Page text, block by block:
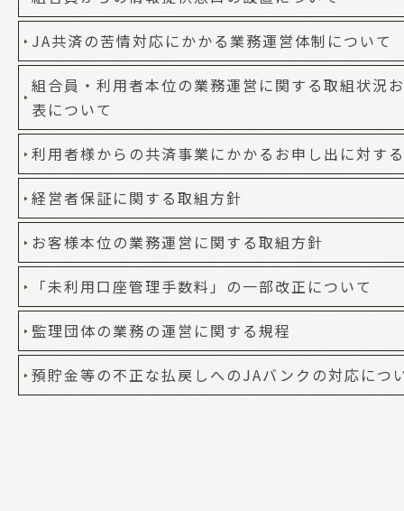
JA共済の苦情対応にかかる業務運営体制について
組合員・利用者本位の業務運営に関する取組状況
表について
利用者様からの共済事業にかかるお申し出に対す
経営者保証に関する取組方針
お客様本位の業務運営に関する取組方針
「未利用口座管理手数料」の一部改正について
監理団体の業務の運営に関する規程
預貯金等の不正な払戻しへのJAバンクの対応につ